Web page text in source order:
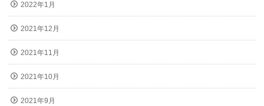
2022年1月
2021年12月
2021年11月
2021年10月
2021年9月